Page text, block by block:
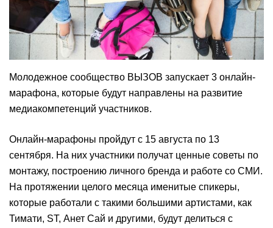
Молодежное сообщество ВЫЗОВ запускает 3 онлайн-
марафона, которые будут направлены на развитие
медиакомпетенций участников.
Онлайн-марафоны пройдут с 15 августа по 13
сентября. На них участники получат ценные советы по
монтажу, построению личного бренда и работе со СМИ.
На протяжении целого месяца именитые спикеры,
которые работали с такими большими артистами, как
Тимати, ST, Анет Сай и другими, будут делиться с